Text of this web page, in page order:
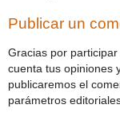
Publicar un
Gracias por
cuenta tus opiniones
publicaremos el
parámetros